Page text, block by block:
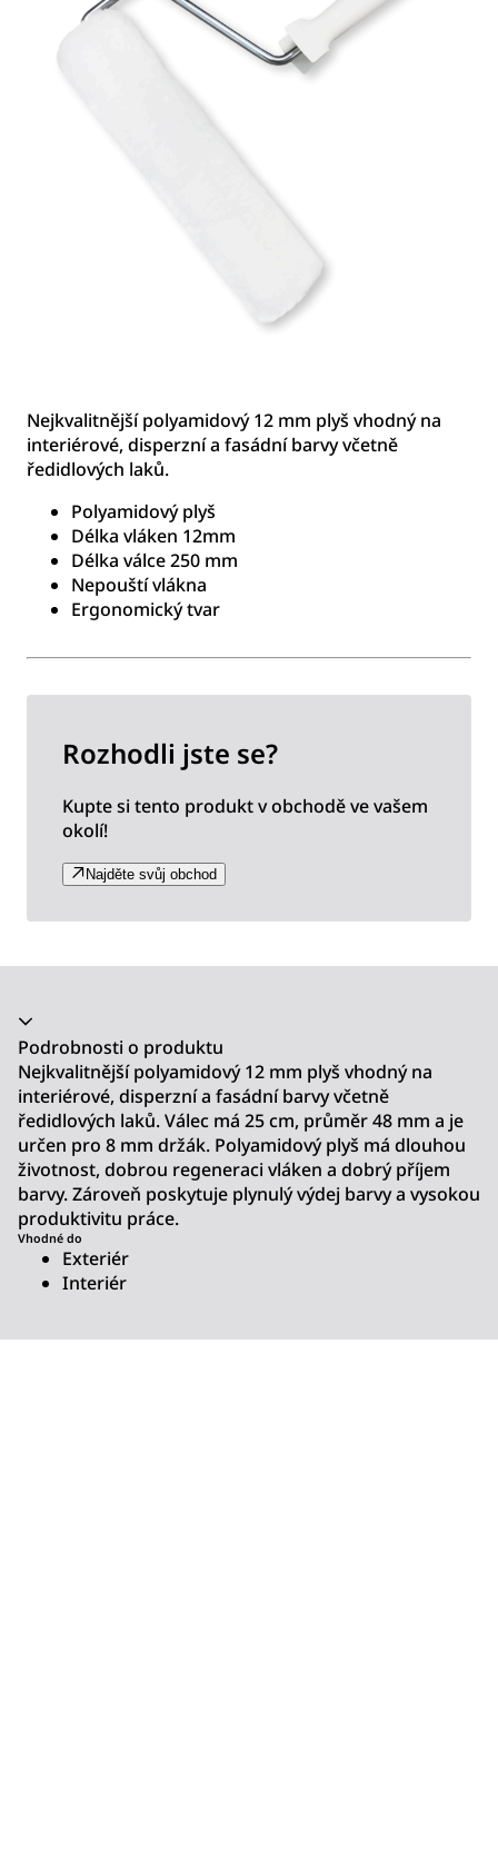
Nejkvalitnější polyamidový 12 mm plyš vhodný na
interiérové, disperzní a fasádní barvy včetně
ředidlových laků.
Polyamidový plyš
Délka vláken 12mm
Délka válce 250 mm
Nepouští vlákna
Ergonomický tvar
Rozhodli jste se?
Kupte si tento produkt v obchodě ve vašem
okolí!
Najděte svůj obchod
Akordeon se zhroutil
Podrobnosti o produktu
Nejkvalitnější polyamidový 12 mm plyš vhodný na
interiérové, disperzní a fasádní barvy včetně
ředidlových laků. Válec má 25 cm, průměr 48 mm a je
určen pro 8 mm držák. Polyamidový plyš má dlouhou
životnost, dobrou regeneraci vláken a dobrý příjem
barvy. Zároveň poskytuje plynulý výdej barvy a vysokou
produktivitu práce.
Vhodné do
Exteriér
Interiér